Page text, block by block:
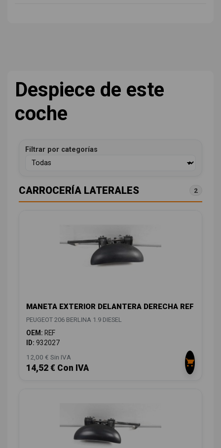
Despiece de este
coche
Filtrar por categorías
CARROCERÍA LATERALES 2
MANETA EXTERIOR DELANTERA DERECHA REF
PEUGEOT 206 BERLINA 1.9 DIESEL
OEM: REF
ID: 932027
12,00 € Sin IVA
14,52 € Con IVA